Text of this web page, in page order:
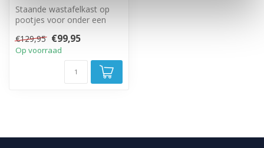
Staande wastafelkast op
pootjes voor onder een
€129,95 €99,95
Op voorraad